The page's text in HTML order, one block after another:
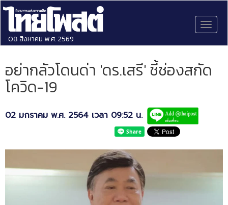
08 สิงหาคม พ.ศ. 2569
อย่ากลัวโดนด่า 'ดร.เสรี' ชี้ช่องสกัด
โควิด-19
02 มกราคม พ.ศ. 2564 เวลา 09:52 น.